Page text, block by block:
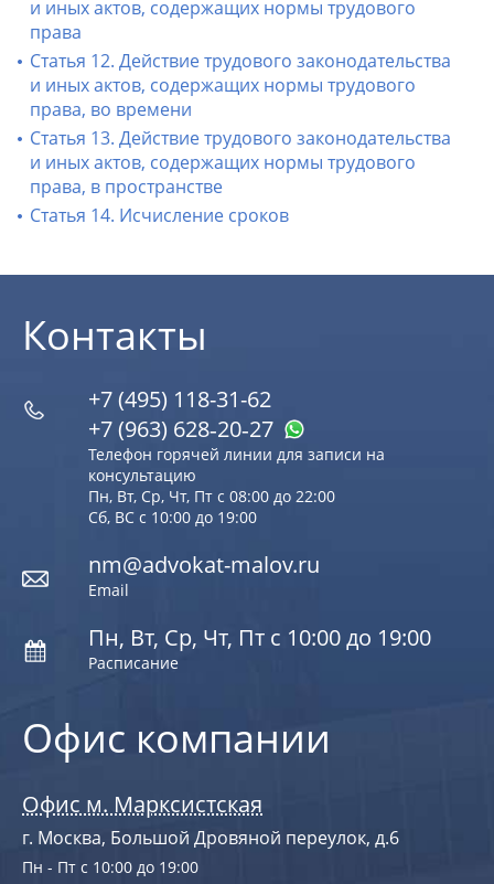
и иных актов, содержащих нормы трудового
права
Статья 12. Действие трудового законодательства
и иных актов, содержащих нормы трудового
права, во времени
Статья 13. Действие трудового законодательства
и иных актов, содержащих нормы трудового
права, в пространстве
Статья 14. Исчисление сроков
Офис компании
Офис м. Марксистская
г. Москва, Большой Дровяной переулок, д.6
Пн - Пт с 10:00 до 19:00
Контакты
+7 (495) 118-31-62
+7 (963) 628‑20‑27
Телефон горячей линии для записи на
консультацию
Пн, Вт, Ср, Чт, Пт с 08:00 до 22:00
Сб, ВС с 10:00 до 19:00
nm@advokat-malov.ru
Email
Пн, Вт, Ср, Чт, Пт с 10:00 до 19:00
Расписание